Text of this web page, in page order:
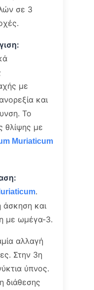
σε 3
με
και
Το
θλίψης με
Muriaticum
.
άσκηση και
με ωμέγα-3.
αλλαγή
Στην 3η
ύπνος.
διάθεσης